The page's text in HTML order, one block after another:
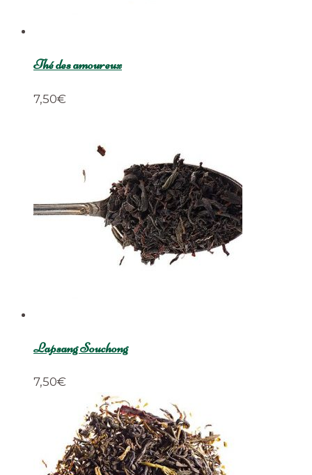
Thé des amoureux
7,50€
Lapsang Souchong
7,50€